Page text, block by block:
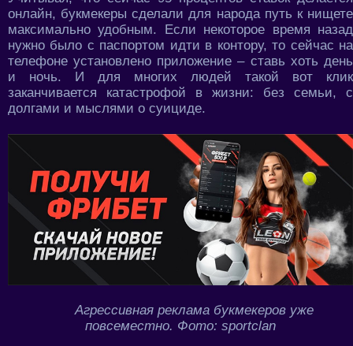
онлайн, букмекеры сделали для народа путь к нищете
максимально удобным. Если некоторое время назад
нужно было с паспортом идти в контору, то сейчас на
телефоне установлено приложение – ставь хоть день
и ночь. И для многих людей такой вот клик
заканчивается катастрофой в жизни: без семьи, с
долгами и мыслями о суициде.
Агрессивная реклама букмекеров уже
повсеместно. Фото: sportclan